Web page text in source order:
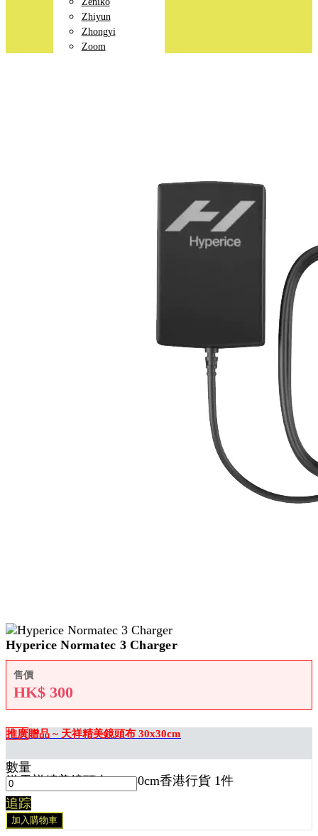
Zhiyun
Zhongyi
Zoom
Hyperice Normatec 3 Charger
售價
HK$ 300
推廣贈品 ~ 天祥精美鏡頭布 30x30cm
送天祥精美鏡頭布 30x30cm香港行貨 1件
數量
追踪
加入購物車